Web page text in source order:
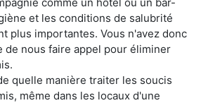
et les conditions de salubrité
plus importantes. Vous n'avez donc
de nous faire appel pour éliminer
quelle manière traiter les soucis
même dans les locaux d'une